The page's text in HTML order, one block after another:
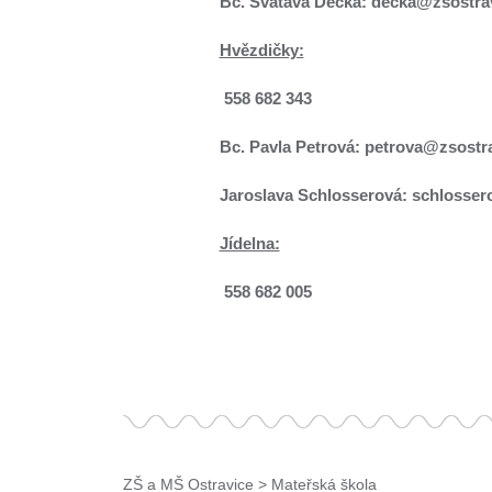
Hvězdičky:
558 682 343
Bc. Pavla Petrová:
Jaroslava Schlosserová:
Jídelna:
558 682 005
ZŠ a MŠ Ostravice > Mateřská škola